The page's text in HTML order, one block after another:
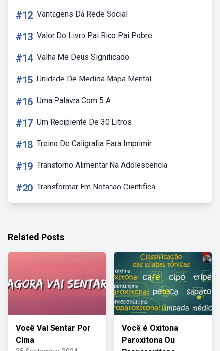
#12 Vantagens Da Rede Social
#13 Valor Do Livro Pai Rico Pai Pobre
#14 Valha Me Deus Significado
#15 Unidade De Medida Mapa Mental
#16 Uma Palavra Com 5 A
#17 Um Recipiente De 30 Litros
#18 Treino De Caligrafia Para Imprimir
#19 Transtorno Alimentar Na Adolescencia
#20 Transformar Em Notacao Cientifica
Related Posts
Você Vai Sentar Por
Cima
Você é Oxitona
Paroxitona Ou